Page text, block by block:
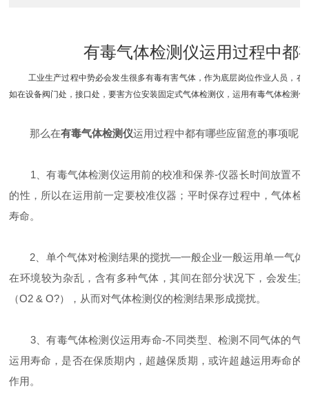
有毒气体检测仪运用过程中都
工业生产过程中势必会发生很多有毒有害气体，作为底层岗位作业人员，在
如在设备阀门处，接口处，要害方位安装固定式气体检测仪，运用有毒气体检测
那么在有毒气体检测仪运用过程中都有哪些应留意的事项呢
1、有毒气体检测仪运用前的校准和保养-仪器长时间放置不
的性，所以在运用前一定要校准仪器；平时保存过程中，气体
寿命。
2、单个气体对检测结果的搅扰—一般企业一般运用单一气体
在环境较为杂乱，含有多种气体，其间在部分状况下，会发生
（O2 & O?），从而对气体检测仪的检测结果形成搅扰。
3、有毒气体检测仪运用寿命-不同类型、检测不同气体的气
运用寿命，是否在保质期内，超越保质期，或许超越运用寿命
作用。